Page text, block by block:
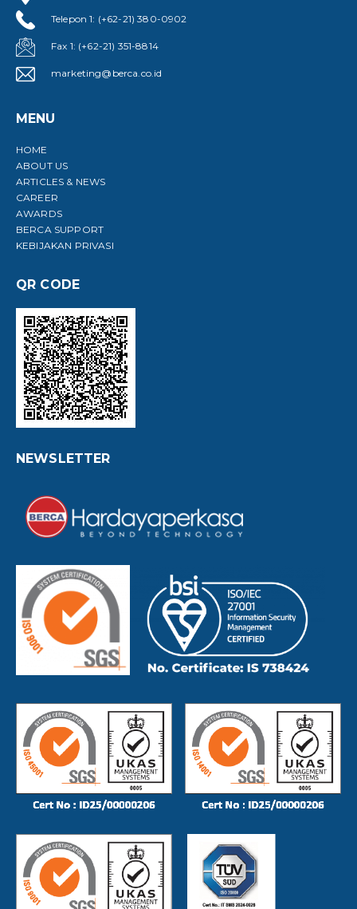
Telepon 1: (+62-21) 380-0902
Fax 1: (+62-21) 351-8814
marketing@berca.co.id
MENU
HOME
ABOUT US
ARTICLES & NEWS
CAREER
AWARDS
BERCA SUPPORT
KEBIJAKAN PRIVASI
QR CODE
NEWSLETTER